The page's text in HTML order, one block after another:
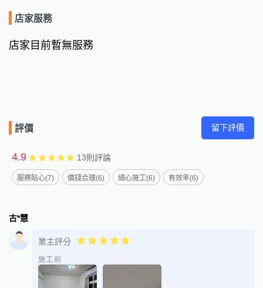
居家清潔、辦公室清潔、裝潢後細清、地板拋光、地板打蠟、沙
店家服務
店家目前暫無服務
評價 留下評價
4.9 13則評論
服務貼心(7) 價錢合理(6) 細心施工(6) 有效率(6)
古*慧
業主評分
施工前